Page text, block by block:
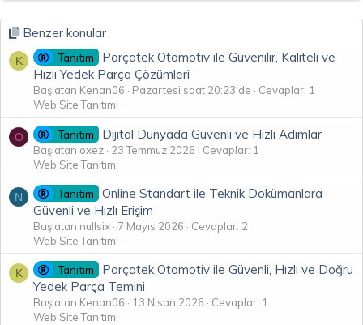
Benzer konular
K Tanıtım
Parçatek Otomotiv ile Güvenilir, Kaliteli ve
Hızlı Yedek Parça Çözümleri
Başlatan Kenan06 Pazartesi saat 20:23'de
Cevaplar: 1
Web Site Tanıtımı
O Tanıtım Dijital Dünyada Güvenli ve Hızlı Adımlar
Başlatan oxez 23 Temmuz 2026
Cevaplar: 1
Web Site Tanıtımı
N Tanıtım
Online Standart ile Teknik Dokümanlara
Güvenli ve Hızlı Erişim
Başlatan nullsix 7 Mayıs 2026
Cevaplar: 2
Web Site Tanıtımı
K Tanıtım
Parçatek Otomotiv ile Güvenli, Hızlı ve Doğru
Yedek Parça Temini
Başlatan Kenan06 13 Nisan 2026
Cevaplar: 1
Web Site Tanıtımı